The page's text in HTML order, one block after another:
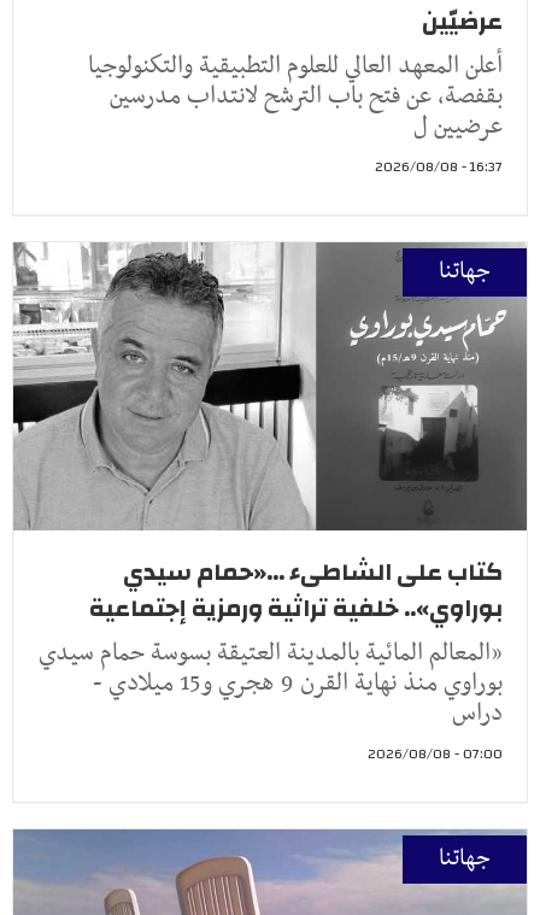
عرضيّين
أعلن المعهد العالي للعلوم التطبيقية والتكنولوجيا
بقفصة، عن فتح باب الترشح لانتداب مدرسين
عرضيين ل
16:37 - 2026/08/08
جهاتنا
كتاب على الشاطىء ...«حمام سيدي
بوراوي».. خلفية تراثية ورمزية إجتماعية
«المعالم المائية بالمدينة العتيقة بسوسة حمام سيدي
بوراوي منذ نهاية القرن 9 هجري و15 ميلادي -
دراس
07:00 - 2026/08/08
جهاتنا